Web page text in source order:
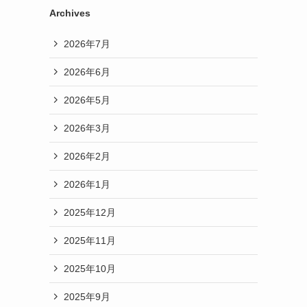
Archives
2026年7月
2026年6月
2026年5月
2026年3月
2026年2月
2026年1月
2025年12月
2025年11月
2025年10月
2025年9月